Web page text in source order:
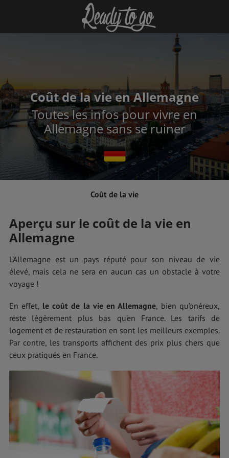
Coût de la vie en Allemagne
Toutes les infos pour vivre en
Allemagne sans se ruiner
Coût de la vie
Aperçu sur le coût de la vie en
Allemagne
L’Allemagne est un pays réputé pour son niveau de vie
élevé, mais cela ne sera en aucun cas un obstacle à votre
voyage !
En effet, le coût de la vie en Allemagne, bien qu’onéreux,
reste légèrement plus bas qu’en France. Les tarifs de
logement et de restauration en sont les meilleurs exemples.
Par contre, les transports affichent des prix plus chers que
ceux pratiqués en France.